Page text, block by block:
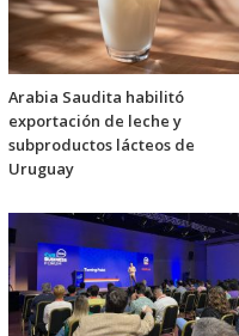
Arabia Saudita habilitó
exportación de leche y
subproductos lácteos de
Uruguay